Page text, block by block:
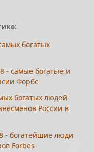
богатых
- самые богатые и
Форбс
богатых людей
России в
- богатейшие люди
Forbes